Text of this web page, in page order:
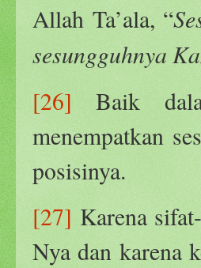
Allah Ta’ala, “
sesungguhnya
[26] Baik
menempatkan
posisinya.
[27] Karena
Nya dan karena